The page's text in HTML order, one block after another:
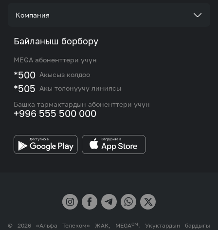
Роуминг жана эл аралык чалуулар
eSIM
Номерди тандоо
Корпоративдик кардар болуңуз
M2M
Корпоративдик жана VIP кардарлар менен иштөө
боюнча бөлүмдүн кызматкерлеринин байланыш
маалыматтары.
Компания
Биз жөнүндө
Жаңылыктар
Тармакты камтуу картасы жана тейлөө борборлору
MEGAда иште
MEGA бренди
Байланыш борбору
MEGA абоненттери үчүн
*500 Акысыз колдоо
*505 Акы төлөнүүчү линиясы
Башка тармактардын абоненттери үчүн
+996 555 500 000
© 2026 «Альфа Телеком» ЖАК, MEGAСМ. Укуктардын бардыгы